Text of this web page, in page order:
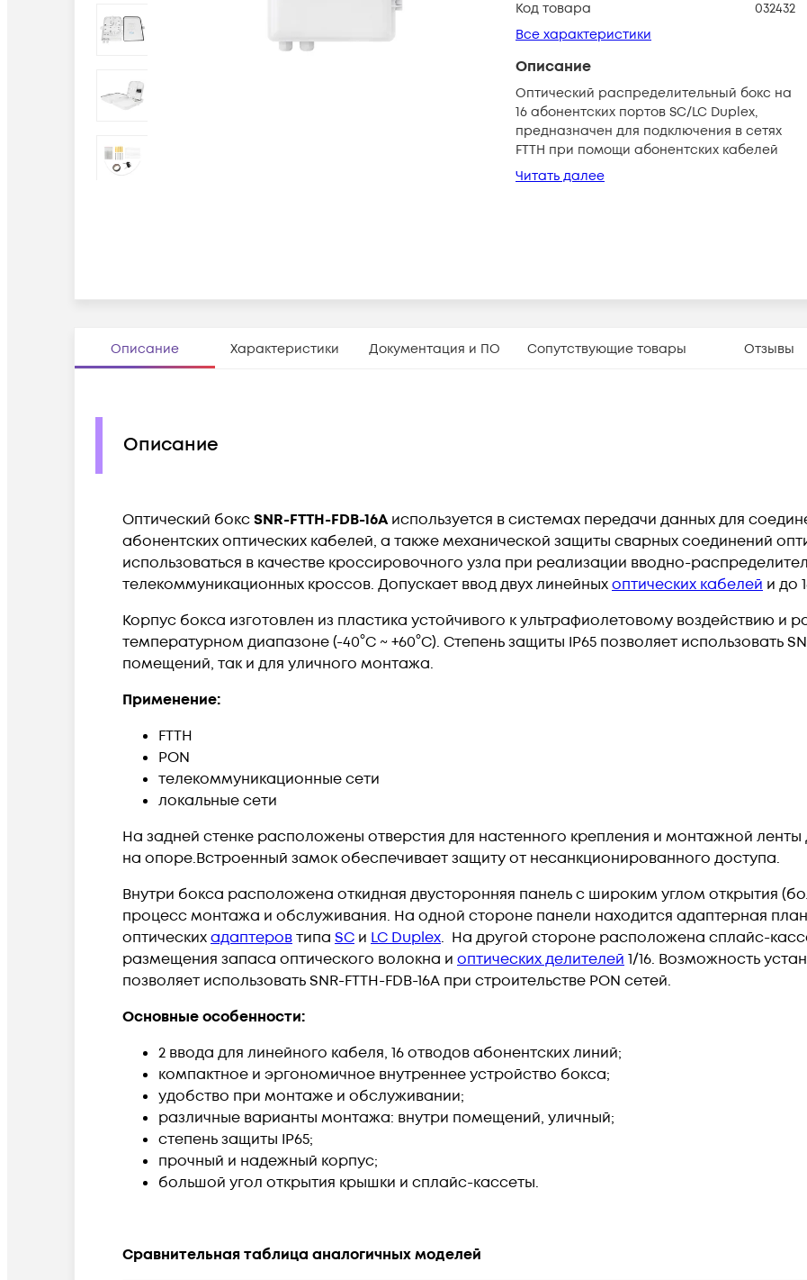
Код товара
032432
Все характеристики
Описание
Оптический распределительный бокс на
16 абонентских портов SC/LC Duplex,
предназначен для подключения в сетях
FTTH при помощи абонентских кабелей
Читать далее
Описание Характеристики Документация и ПО Сопутствующие товары Отзывы
Описание
Оптический боксSNR-FTTH-FDB-16Aиспользуется в системах передачи данных для
абонентских оптических кабелей, а также механической защиты сварных соединений
использоваться в качестве кроссировочного узла при реализации вводно-
телекоммуникационных кроссов. Допускает ввод двух линейныхоптических кабелей и до
Корпус бокса изготовлен из пластика устойчивого к ультрафиолетовому воздействию и
температурном диапазоне (-40°C ~ +60°C). Степень защиты IP65 позволяет использовать
помещений, так и для уличного монтажа.
Применение:
FTTH
PON
телекоммуникационные сети
локальные сети
На задней стенке расположены отверстия для настенного крепления и монтажной
на опоре.Встроенный замок обеспечивает защиту от несанкционированного доступа.
Внутри бокса расположена откидная двусторонняя панель с широким углом открытия
процесс монтажа и обслуживания. На одной стороне панели находится адаптерная
оптическихадаптеровтипа SC и LC Duplex. На другой стороне расположена сплайс-
размещения запаса оптического волокна и оптических делителей 1/16. Возможность
позволяет использовать SNR-FTTH-FDB-16A при строительстве PON сетей.
Основные особенности:
2 ввода для линейного кабеля, 16 отводов абонентских линий;
компактное и эргономичное внутреннее устройство бокса;
удобство при монтаже и обслуживании;
различные варианты монтажа: внутри помещений, уличный;
степень защиты IP65;
прочный и надежный корпус;
большой угол открытия крышки и сплайс-кассеты.
Сравнительная таблица аналогичных моделей